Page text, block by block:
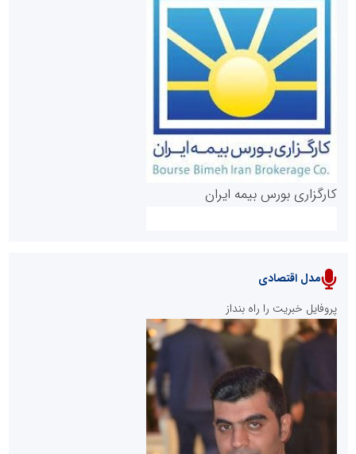
روابط عمومی خبرگزاری گزارش خبر
پایگاه خبری نهضت ملی مسکن
کارگزاری بورس بیمه ایران
سازمان بورس و اوراق بهادار
مرجع اخبار موثق در بازارسرمایه
مدل اقتصادی
پروفایل خبریت را راه بنداز